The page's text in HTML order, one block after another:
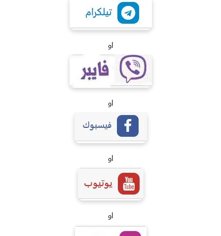
او
او
او
او